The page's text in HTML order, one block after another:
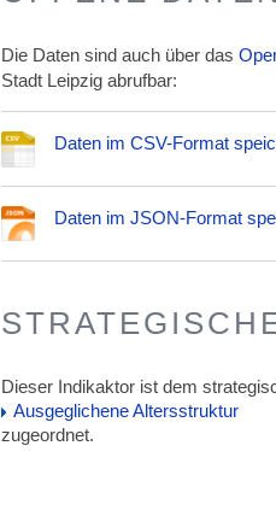
Die Daten sind auch über das
Stadt Leipzig abrufbar:
Daten im CSV-Format
Daten im JSON-Format
Dieser Indikaktor ist dem
Ausgeglichene Altersstruktur
zugeordnet.